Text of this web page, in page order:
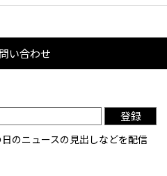
い合わせ
登録
のニュースの見出しなどを配信